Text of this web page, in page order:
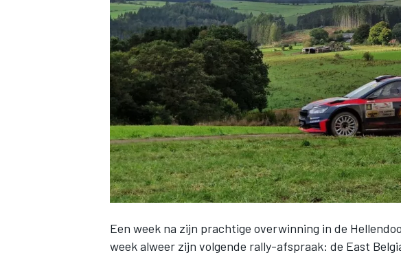
INDYCAR
Een week na zijn prachtige overwinning in de
week alweer zijn volgende rally-afspraak: de East